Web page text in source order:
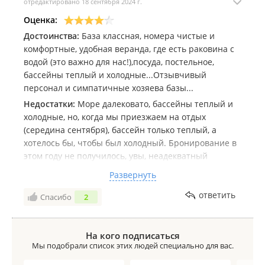
Оценка:
Достоинства: База классная, номера чистые и
комфортные, удобная веранда, где есть раковина с
водой (это важно для нас!),посуда, постельное,
бассейны теплый и холодные...Отзывчивый
персонал и симпатичные хозяева базы...
Недостатки: Море далековато, бассейны теплый и
холодные, но, когда мы приезжаем на отдых
(середина сентября), бассейн только теплый, а
хотелось бы, чтобы был холодный. Бронирование в
этом году не получилось, увы, неадекватный
пор в шоке нахожусь...
Комментарий:Четыре года подряд с девчулями
поэтому и приезжаем на эту базу именно в
сентябре, чтобы не вызывать гнева соседей и
Развернуть
Спасибо 2 ответить
На кого подписаться
Мы подобрали список этих людей специально для вас.